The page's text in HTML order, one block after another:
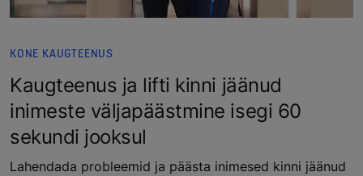
KONE KAUGTEENUS
Kaugteenus ja lifti kinni jäänud
inimeste väljapäästmine isegi 60
sekundi jooksul
Lahendada probleemid ja päästa inimesed kinni jäänud